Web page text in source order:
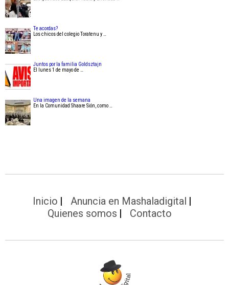
Te acordas?
Los chicos del colegio Toratenu y …
Juntos por la familia Goldsztajn
El lunes 1 de mayo de …
Una imagen de la semana
En la Comunidad Shaare Sión, como …
Inicio
Anuncia en Mashaladigital
Quienes somos
Contacto